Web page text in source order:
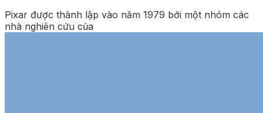
Pixar được thành lập vào năm 1979 bởi một nhóm các
nhà nghiên cứu của